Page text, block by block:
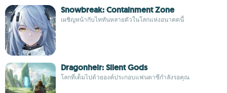
Snowbreak: Containment Zone
เผชิญหน้ากับไททันหลายตัวในโลกแห่งอนาคตนี้
Dragonheir: Silent Gods
โลกที่เต็มไปด้วยองค์ประกอบแฟนตาซีกำลังรอคุณ